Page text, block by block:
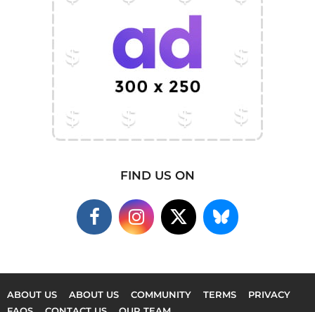
FIND US ON
ABOUT US ABOUT US COMMUNITY TERMS
PRIVACY